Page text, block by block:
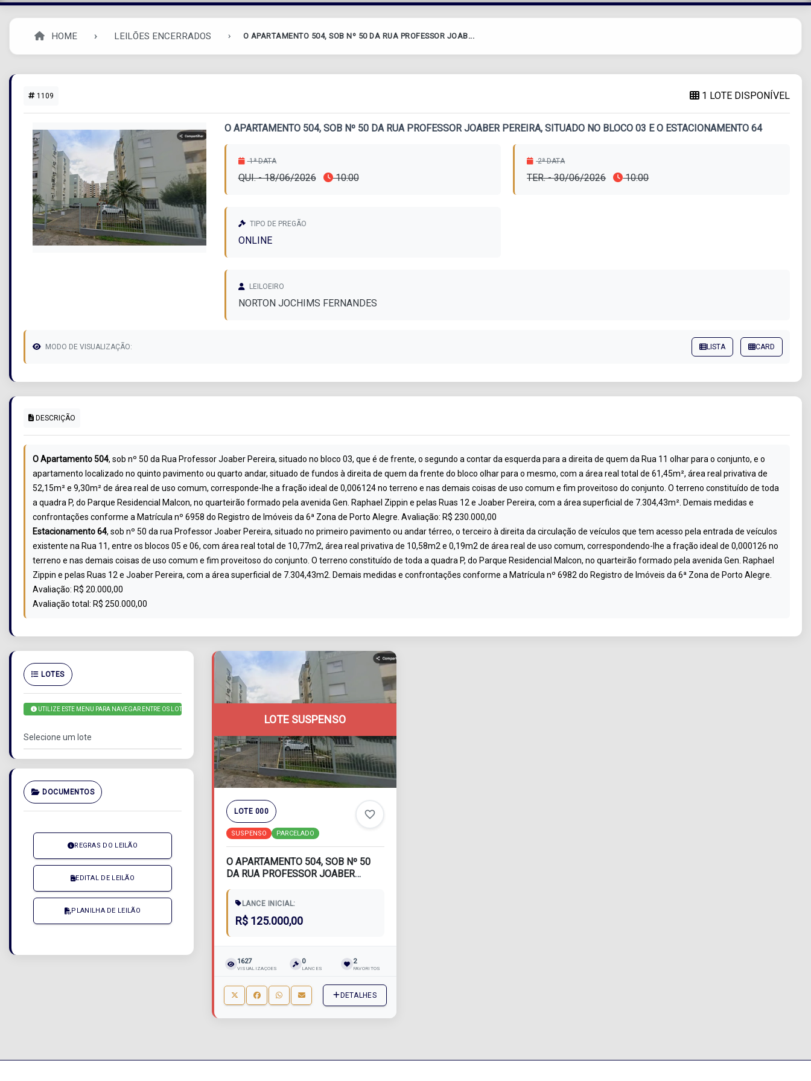
HOME LEILÕES ENCERRADOS O APARTAMENTO 504, SOB Nº 50 DA RUA PROFESSOR JOAB...
1109 1 LOTE DISPONÍVEL
O APARTAMENTO 504, SOB Nº 50 DA RUA PROFESSOR JOABER PEREIRA, SITUADO NO BLOCO 03 E O ESTACIONAMENTO 64
1ª DATA
QUI. - 18/06/2026 10:00
2ª DATA
TER. - 30/06/2026 10:00
TIPO DE PREGÃO
ONLINE
LEILOEIRO
NORTON JOCHIMS FERNANDES
MODO DE VISUALIZAÇÃO: LISTA CARD
DESCRIÇÃO
O Apartamento 504, sob nº 50 da Rua Professor Joaber Pereira, situado no bloco 03, que é de frente, o segundo a contar da esquerda para a direita de quem da Rua 11 olhar para o conjunto, e o
apartamento localizado no quinto pavimento ou quarto andar, situado de fundos à direita de quem da frente do bloco olhar para o mesmo, com a área real total de 61,45m², área real privativa de
52,15m² e 9,30m² de área real de uso comum, corresponde-lhe a fração ideal de 0,006124 no terreno e nas demais coisas de uso comum e fim proveitoso do conjunto. O terreno constituído de toda
a quadra P, do Parque Residencial Malcon, no quarteirão formado pela avenida Gen. Raphael Zippin e pelas Ruas 12 e Joaber Pereira, com a área superficial de 7.304,43m². Demais medidas e
confrontações conforme a Matrícula nº 6958 do Registro de Imóveis da 6ª Zona de Porto Alegre. Avaliação: R$ 230.000,00
Estacionamento 64, sob nº 50 da rua Professor Joaber Pereira, situado no primeiro pavimento ou andar térreo, o terceiro à direita da circulação de veículos que tem acesso pela entrada de veículos
existente na Rua 11, entre os blocos 05 e 06, com área real total de 10,77m2, área real privativa de 10,58m2 e 0,19m2 de área real de uso comum, correspondendo-lhe a fração ideal de 0,000126 no
terreno e nas demais coisas de uso comum e fim proveitoso do conjunto. O terreno constituído de toda a quadra P, do Parque Residencial Malcon, no quarteirão formado pela avenida Gen. Raphael
Zippin e pelas Ruas 12 e Joaber Pereira, com a área superficial de 7.304,43m2. Demais medidas e confrontações conforme a Matrícula nº 6982 do Registro de Imóveis da 6ª Zona de Porto Alegre.
Avaliação: R$ 20.000,00
Avaliação total: R$ 250.000,00
LOTES
UTILIZE ESTE MENU PARA NAVEGAR ENTRE OS LOTES
DOCUMENTOS
REGRAS DO LEILÃO
EDITAL DE LEILÃO
PLANILHA DE LEILÃO
LOTE SUSPENSO
LOTE 000
SUSPENSO PARCELADO
favorite_border
O APARTAMENTO 504, SOB Nº 50
DA RUA PROFESSOR JOABER
LANCE INICIAL:
R$ 125.000,00
1627
VISUALIZAÇÕES
0
LANCES
2
FAVORITOS
DETALHES